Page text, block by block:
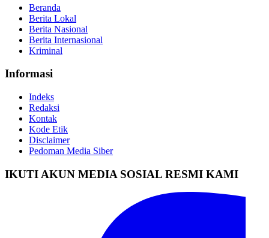
Beranda
Berita Lokal
Berita Nasional
Berita Internasional
Kriminal
Informasi
Indeks
Redaksi
Kontak
Kode Etik
Disclaimer
Pedoman Media Siber
IKUTI AKUN MEDIA SOSIAL RESMI KAMI